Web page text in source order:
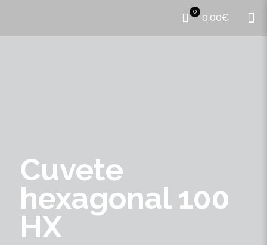
0
0,00€
Cuvete
hexagonal 100
HX